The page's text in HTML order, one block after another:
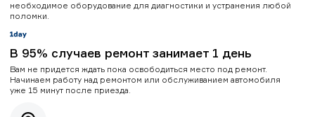
необходимое оборудование для диагностики и устранения любой
поломки.
В 95% случаев ремонт занимает 1 день
Вам не придется ждать пока освободиться место под ремонт.
Начинаем работу над ремонтом или обслуживанием автомобиля
уже 15 минут после приезда.